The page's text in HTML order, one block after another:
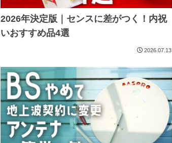
2026年決定版｜センスに差がつく！内祝
いおすすめ品4選
2026.07.13